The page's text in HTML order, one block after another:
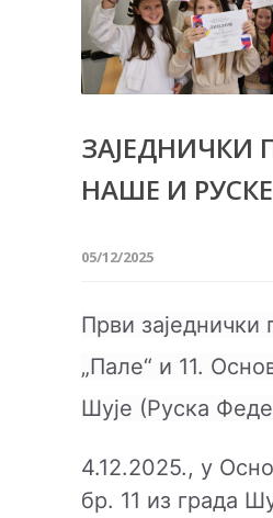
ЗАЈЕДНИЧКИ
НАШЕ И
05/12/2025
Први заједнички
„Пале“ и 11.
Шује (Руска
4.12.2025., y
бр. 11 из града